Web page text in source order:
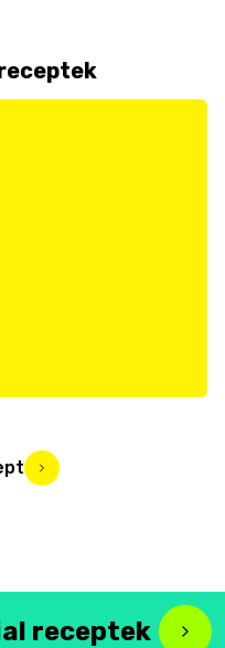
receptek